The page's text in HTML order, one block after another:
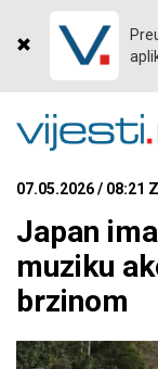
07.05.2026 / 08:21
Japan
muziku
brzinom